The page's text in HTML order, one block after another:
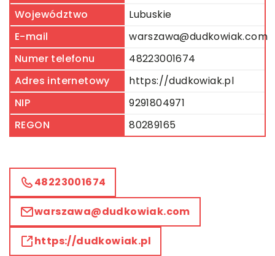
Województwo
Lubuskie
E-mail
warszawa@dudkowiak.com
Numer telefonu
48223001674
Adres internetowy
https://dudkowiak.pl
NIP
9291804971
REGON
80289165
48223001674
warszawa@dudkowiak.com
https://dudkowiak.pl